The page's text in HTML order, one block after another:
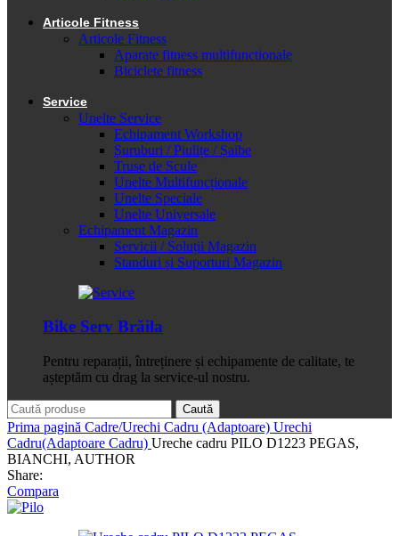
Articole Fitness
Articole Fitness
Aparate fitness multifunctionale
Biciclete fitness
Service
Unelte Service
Echipament Workshop
Șuruburi / Piulițe / Șaibe
Truse de Scule
Unelte Multifuncționale
Unelte Speciale
Unelte Universale
Echipament Magazin
Servicii / Soluții Magazin
Standuri și Suporturi Magazin
Bike Serv Brăila
Pentru reparații, întreținere și echipamente de calitate, te
așteptăm cu drag la service-ul nostru.
Caută
Prima pagină Cadre/Urechi Cadru (Adaptoare) Urechi
Cadru(Adaptoare Cadru) Ureche cadru PILO D1223 PEGAS,
BIANCHI, AUTHOR
Share:
Compara